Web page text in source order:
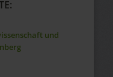
und